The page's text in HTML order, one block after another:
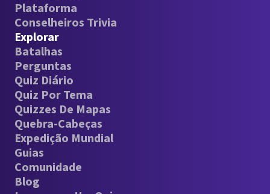
Plataforma
Conselheiros Trivia
Explorar
Batalhas
Perguntas
Quiz Diário
Quiz Por Tema
Quizzes De Mapas
Quebra-Cabeças
Expedição Mundial
Guias
Comunidade
Blog